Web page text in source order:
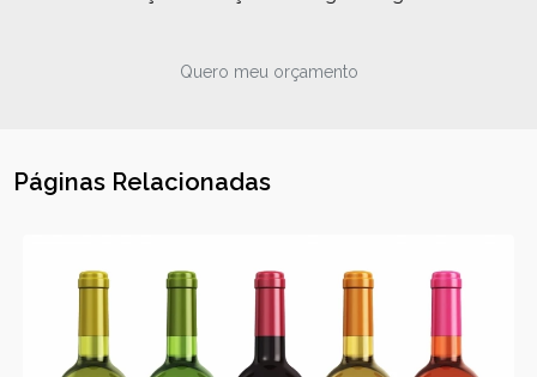
Quero meu orçamento
Páginas Relacionadas